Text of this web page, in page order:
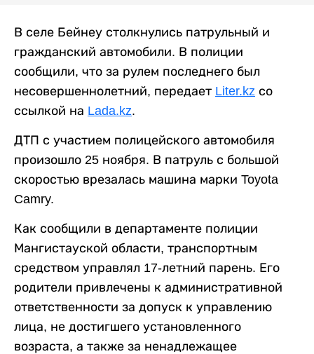
В селе Бейнеу столкнулись патрульный и
гражданский автомобили. В полиции
сообщили, что за рулем последнего был
несовершеннолетний, передает Liter.kz со
ссылкой на Lada.kz.
ДТП с участием полицейского автомобиля
произошло 25 ноября. В патруль с большой
скоростью врезалась машина марки Toyota
Camry.
Как сообщили в департаменте полиции
Мангистауской области, транспортным
средством управлял 17-летний парень. Его
родители привлечены к административной
ответственности за допуск к управлению
лица, не достигшего установленного
возраста, а также за ненадлежащее